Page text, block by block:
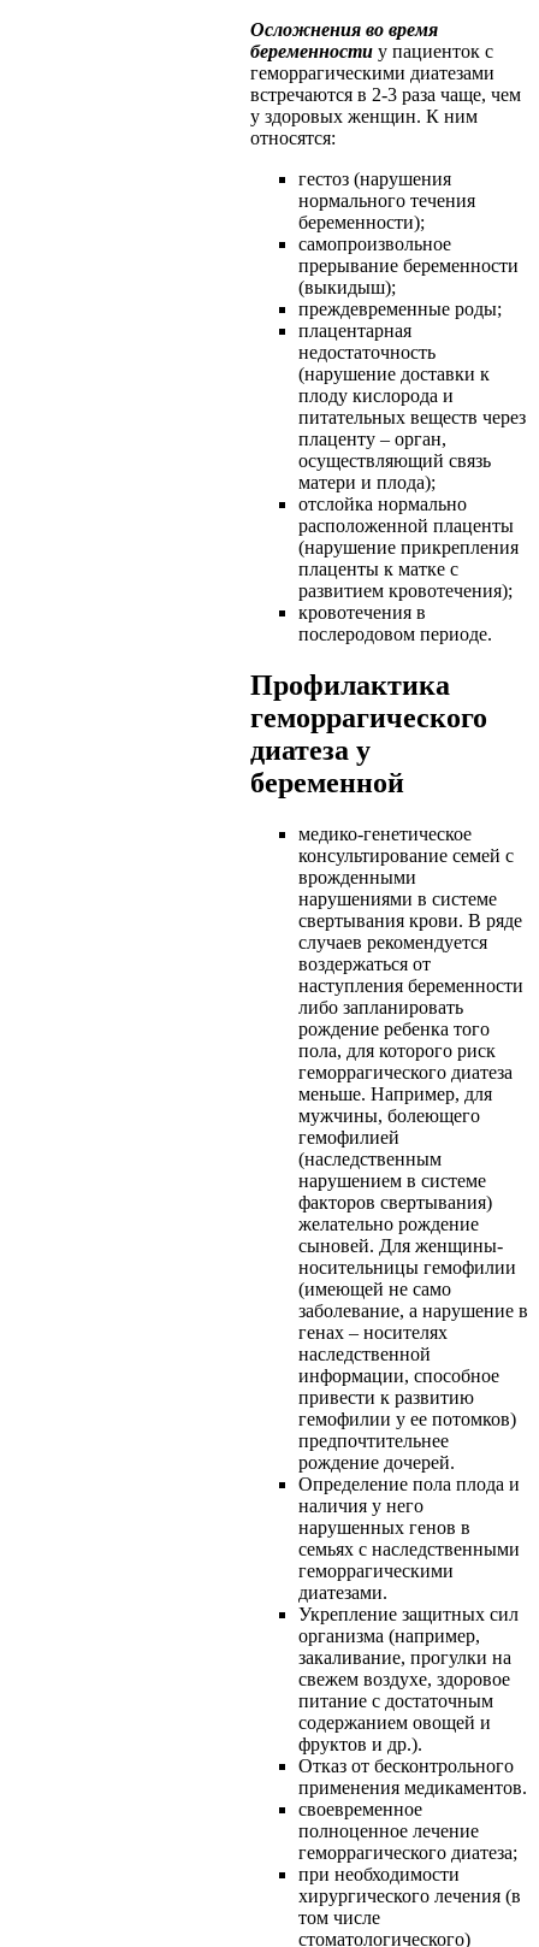
Осложнения во время
беременности у пациенток с
геморрагическими диатезами
встречаются в 2-3 раза чаще, чем
у здоровых женщин. К ним
относятся:
гестоз (нарушения
нормального течения
беременности);
самопроизвольное
прерывание беременности
(выкидыш);
преждевременные роды;
плацентарная
недостаточность
(нарушение доставки к
плоду кислорода и
питательных веществ через
плаценту – орган,
осуществляющий связь
матери и плода);
отслойка нормально
расположенной плаценты
(нарушение прикрепления
плаценты к матке с
развитием кровотечения);
кровотечения в
послеродовом периоде.
Профилактика
геморрагического
диатеза у
беременной
медико-генетическое
консультирование семей с
врожденными
нарушениями в системе
свертывания крови. В ряде
случаев рекомендуется
воздержаться от
наступления беременности
либо запланировать
рождение ребенка того
пола, для которого риск
геморрагического диатеза
меньше. Например, для
мужчины, болеющего
гемофилией
(наследственным
нарушением в системе
факторов свертывания)
желательно рождение
сыновей. Для женщины-
носительницы гемофилии
(имеющей не само
заболевание, а нарушение в
генах – носителях
наследственной
информации, способное
привести к развитию
гемофилии у ее потомков)
предпочтительнее
рождение дочерей.
Определение пола плода и
наличия у него
нарушенных генов в
семьях с наследственными
геморрагическими
диатезами.
Укрепление защитных сил
организма (например,
закаливание, прогулки на
свежем воздухе, здоровое
питание с достаточным
содержанием овощей и
фруктов и др.).
Отказ от бесконтрольного
применения медикаментов.
своевременное
полноценное лечение
геморрагического диатеза;
при необходимости
хирургического лечения (в
том числе
стоматологического)